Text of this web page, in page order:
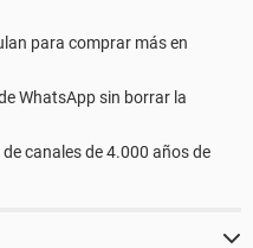
para comprar más en
WhatsApp sin borrar la
canales de 4.000 años de